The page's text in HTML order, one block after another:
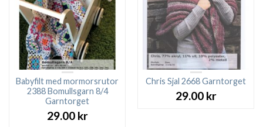
Babyfilt med mormorsrutor
2388 Bomullsgarn 8/4
Garntorget
29.00 kr
Chris Sjal 2668 Garntorget
29.00 kr